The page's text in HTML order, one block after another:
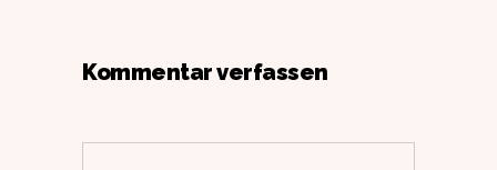
Kommentar verfassen